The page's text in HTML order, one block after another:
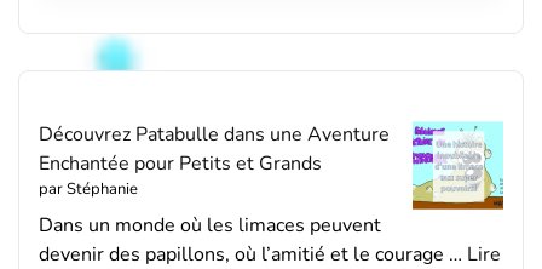
Découvrez Patabulle dans une Aventure
Enchantée pour Petits et Grands
par Stéphanie
Dans un monde où les limaces peuvent
devenir des papillons, où l’amitié et le courage … Lire